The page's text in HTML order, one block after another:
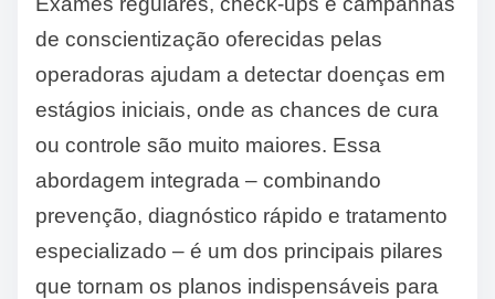
de conscientização oferecidas pelas
operadoras ajudam a detectar doenças em
estágios iniciais, onde as chances de cura
ou controle são muito maiores. Essa
abordagem integrada – combinando
prevenção, diagnóstico rápido e tratamento
especializado – é um dos principais pilares
que tornam os planos indispensáveis para